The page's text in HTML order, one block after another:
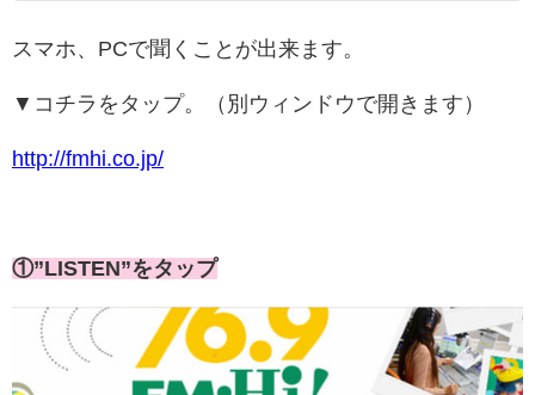
スマホ、PCで聞くことが出来ます。
▼コチラをタップ。（別ウィンドウで開きます）
http://fmhi.co.jp/
①”LISTEN”をタップ